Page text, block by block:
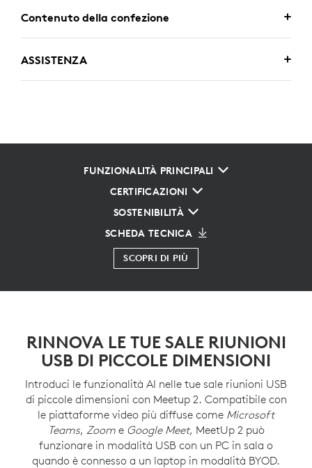
Contenuto della confezione
ASSISTENZA
FUNZIONALITÀ PRINCIPALI
CERTIFICAZIONI
SOSTENIBILITÀ
SCHEDA TECNICA
SCOPRI DI PIÙ
RINNOVA LE TUE SALE RIUNIONI
USB DI PICCOLE DIMENSIONI
Introduci le funzionalità AI nelle tue sale riunioni USB
di piccole dimensioni con Meetup 2. Compatibile con
le piattaforme video più diffuse come Microsoft
Teams, Zoome Google Meet, MeetUp 2 può
funzionare in modalità USB con un PC in sala o
quando è connesso a un laptop in modalità BYOD.